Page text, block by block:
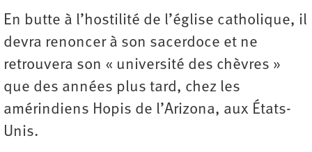
En butte à l’hostilité de l’église catholique, il
devra renoncer à son sacerdoce et ne
retrouvera son « université des chèvres »
que des années plus tard, chez les
amérindiens Hopis de l’Arizona, aux États-
Unis.